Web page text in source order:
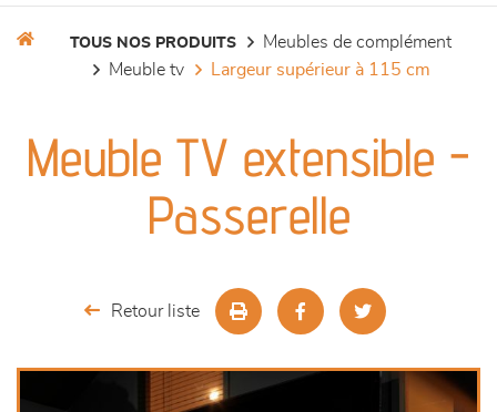
séjours
meubles de complément
TOUS NOS PRODUITS
meubles de complément
meuble tv
largeur supérieur à 115 cm
Meuble TV extensible -
Passerelle
Retour liste